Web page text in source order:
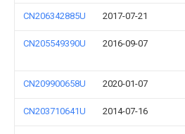
CN206342885U 2017-07-21
CN205549390U 2016-09-07
CN209900658U 2020-01-07
CN203710641U 2014-07-16